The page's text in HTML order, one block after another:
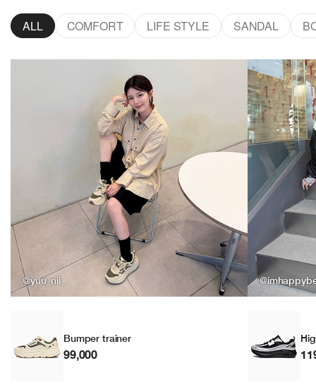
ALL COMFORT LIFE STYLE SANDAL
@yuu_nii_
Bumper trainer
99,000